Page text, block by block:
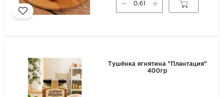
Тушёнка ягнятина "Плантация"
400гр